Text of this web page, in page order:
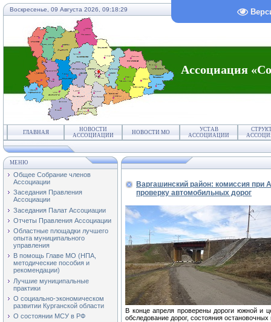
Воскресенье, 09 Августа 2026, 09:18:29
Ассоциация
ГЛАВНАЯ
НОВОСТИ
АССОЦИАЦИИ
НОВОСТИ МО
УСТАВ
АССОЦИАЦИИ
МЕНЮ
Общее Собрание членов
Ассоциации
Заседания Правления
Ассоциации
Заседания Палат Ассоциации
Отчеты Правления Ассоциации
Областные площадки лучшего
опыта муниципального
управления
В помощь Главе МО (НПА,
методические пособия и
рекомендации)
Лучшие муниципальные
практики
О социально-экономическом
развитии Курганской области
О состоянии МСУ в РФ
Варгашинский район: комиссия
проверку автомобильных дорог
В конце апреля проверены дороги южной и
обследование дорог, состояния